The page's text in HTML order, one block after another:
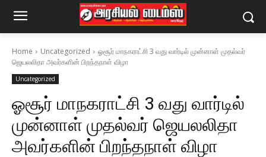
Home Uncategorized
ஓசூர் மாநகராட்சி 3 வது வார்டில் முன்னாள் முதல்வர்
ஜெயலலிதா அவர்களின் பிறந்தநாள் விழா
Uncategorized
ஓசூர் மாநகராட்சி 3 வது வார்டில்
முன்னாள் முதல்வர் ஜெயலலிதா
அவர்களின் பிறந்தநாள் விழா